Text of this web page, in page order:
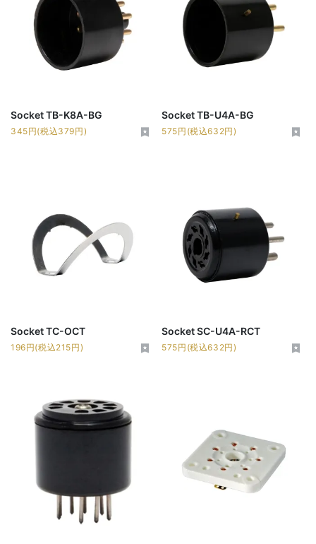
Socket TB-K8A-BG
345円(税込379円)
Socket TB-U4A-BG
575円(税込632円)
Socket TC-OCT
196円(税込215円)
Socket SC-U4A-RCT
575円(税込632円)